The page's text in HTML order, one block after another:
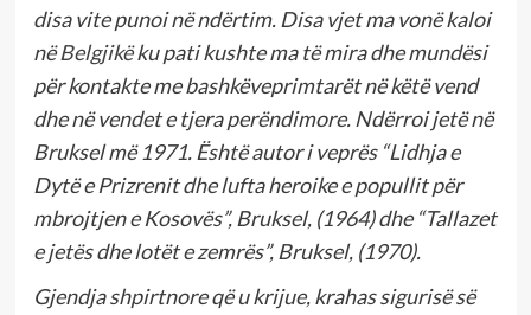
disa vite punoi në ndërtim. Disa vjet ma vonë kaloi
nëBelgjikëku pati kushte ma të mira dhe mundësi
për kontakte me bashkëveprimtarët në këtë vend
dhe në vendet e tjera perëndimore. Ndërroi jetë në
Bruksel më 1971. Është autor i veprës “Lidhja e
Dytë e Prizrenit dhe lufta heroike e popullit për
mbrojtjen e Kosovës”, Bruksel, (1964) dhe “Tallazet
e jetës dhe lotët e zemrës”, Bruksel, (1970).
Gjendja shpirtnore që u krijue, krahas sigurisë së